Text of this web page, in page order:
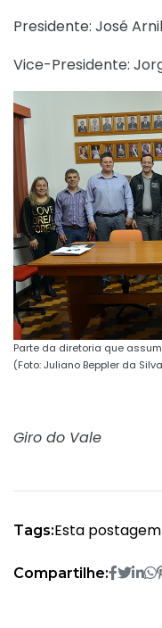
Presidente: José
Vice-Presidente:
Parte da diretoria que
(Foto: Juliano Beppler da
Giro do Vale
Tags:Esta
Compartilhe: